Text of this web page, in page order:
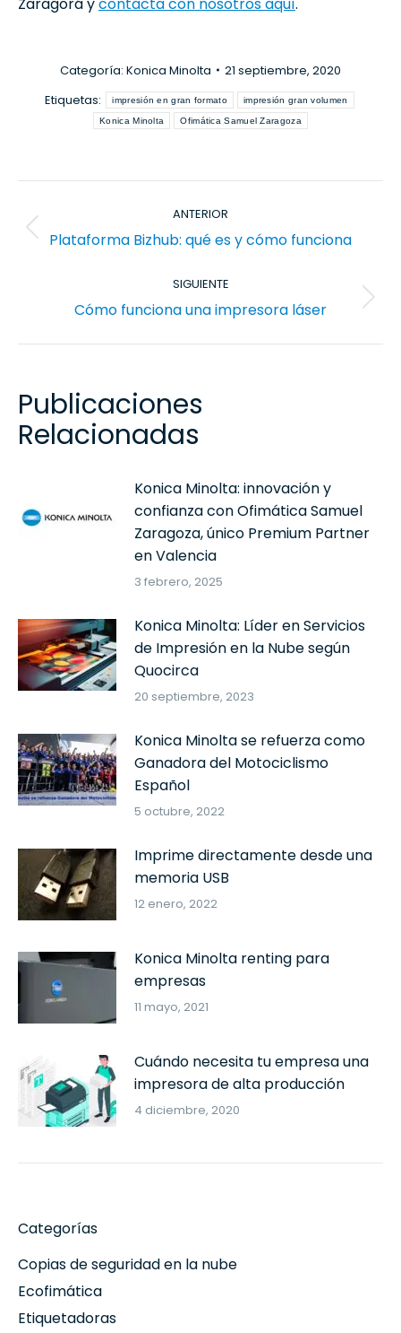
Categoría: Konica Minolta
21 septiembre, 2020
Etiquetas:
impresión en gran formato impresión gran volumen
Konica Minolta Ofimática Samuel Zaragoza
entre
publicaciones
ANTERIOR
Publicación
Plataforma Bizhub: qué es y cómo funciona
SIGUIENTE
Publicación
Cómo funciona una impresora láser
Publicaciones
Relacionadas
Konica Minolta: innovación y
confianza con Ofimática Samuel
Zaragoza, único Premium Partner
en Valencia
3 febrero, 2025
Konica Minolta: Líder en Servicios
de Impresión en la Nube según
Quocirca
20 septiembre, 2023
Konica Minolta se refuerza como
Ganadora del Motociclismo
Español
5 octubre, 2022
Imprime directamente desde una
memoria USB
12 enero, 2022
Konica Minolta renting para
empresas
11 mayo, 2021
Cuándo necesita tu empresa una
impresora de alta producción
4 diciembre, 2020
Categorías
Copias de seguridad en la nube
Ecofimática
Etiquetadoras